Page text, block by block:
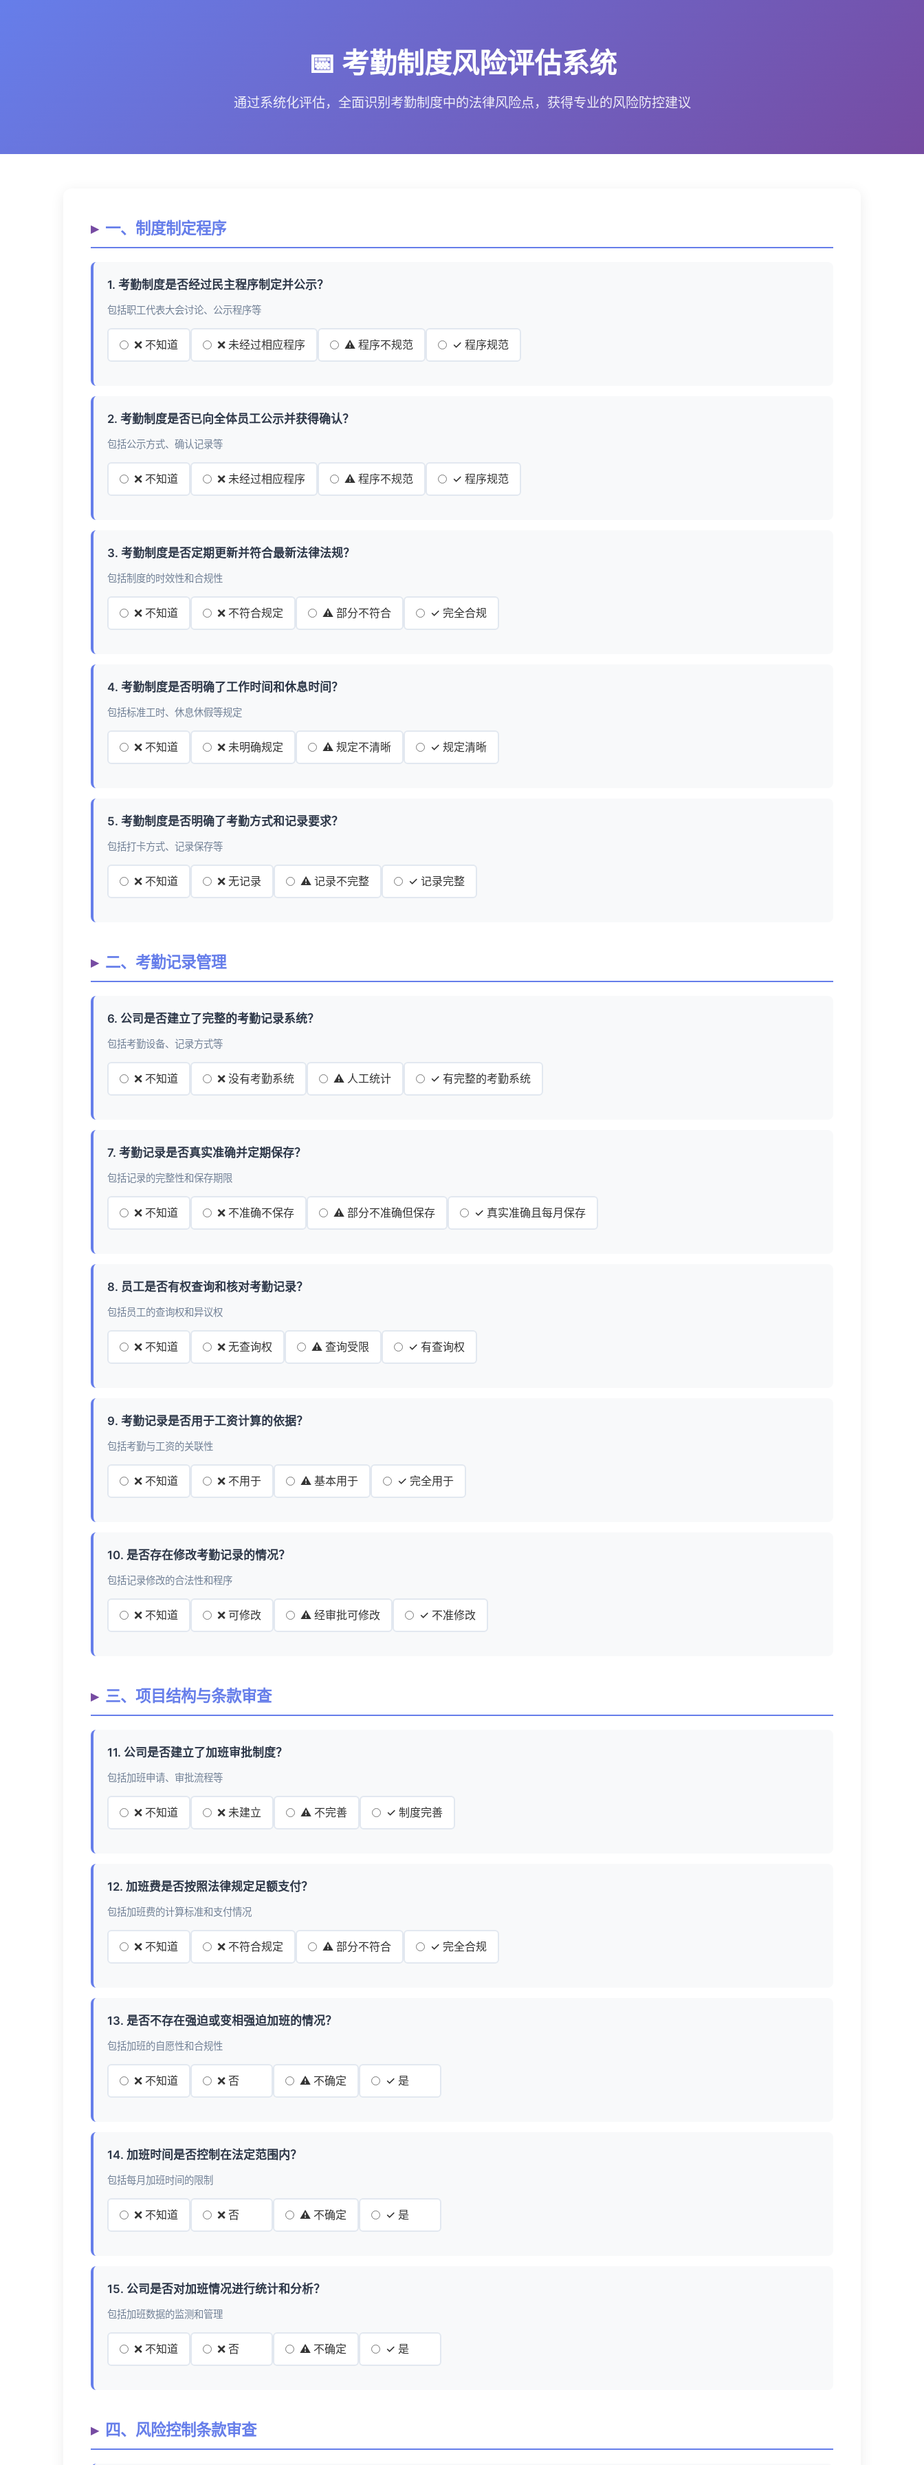
📅 考勤制度风险评估系统
通过系统化评估，全面识别考勤制度中的法律风险点，获得专业的风险防控建议
一、制度制定程序
1. 考勤制度是否经过民主程序制定并公示？
包括职工代表大会讨论、公示程序等
❌ 不知道 ❌ 未经过相应程序 ⚠️ 程序不规范 ✓ 程序规范
2. 考勤制度是否已向全体员工公示并获得确认？
包括公示方式、确认记录等
❌ 不知道 ❌ 未经过相应程序 ⚠️ 程序不规范 ✓ 程序规范
3. 考勤制度是否定期更新并符合最新法律法规？
包括制度的时效性和合规性
❌ 不知道 ❌ 不符合规定 ⚠️ 部分不符合 ✓ 完全合规
4. 考勤制度是否明确了工作时间和休息时间？
包括标准工时、休息休假等规定
❌ 不知道 ❌ 未明确规定 ⚠️ 规定不清晰 ✓ 规定清晰
5. 考勤制度是否明确了考勤方式和记录要求？
包括打卡方式、记录保存等
❌ 不知道 ❌ 无记录 ⚠️ 记录不完整 ✓ 记录完整
二、考勤记录管理
6. 公司是否建立了完整的考勤记录系统？
包括考勤设备、记录方式等
❌ 不知道 ❌ 没有考勤系统 ⚠️ 人工统计 ✓ 有完整的考勤系统
7. 考勤记录是否真实准确并定期保存？
包括记录的完整性和保存期限
❌ 不知道 ❌ 不准确不保存 ⚠️ 部分不准确但保存 ✓ 真实准确且每月保存
8. 员工是否有权查询和核对考勤记录？
包括员工的查询权和异议权
❌ 不知道 ❌ 无查询权 ⚠️ 查询受限 ✓ 有查询权
9. 考勤记录是否用于工资计算的依据？
包括考勤与工资的关联性
❌ 不知道 ❌ 不用于 ⚠️ 基本用于 ✓ 完全用于
10. 是否存在修改考勤记录的情况？
包括记录修改的合法性和程序
❌ 不知道 ❌ 可修改 ⚠️ 经审批可修改 ✓ 不准修改
三、项目结构与条款审查
11. 公司是否建立了加班审批制度？
包括加班申请、审批流程等
❌ 不知道 ❌ 未建立 ⚠️ 不完善 ✓ 制度完善
12. 加班费是否按照法律规定足额支付？
包括加班费的计算标准和支付情况
❌ 不知道 ❌ 不符合规定 ⚠️ 部分不符合 ✓ 完全合规
13. 是否不存在强迫或变相强迫加班的情况？
包括加班的自愿性和合规性
❌ 不知道 ❌ 否 ⚠️ 不确定 ✓ 是
14. 加班时间是否控制在法定范围内？
包括每月加班时间的限制
❌ 不知道 ❌ 否 ⚠️ 不确定 ✓ 是
15. 公司是否对加班情况进行统计和分析？
包括加班数据的监测和管理
❌ 不知道 ❌ 否 ⚠️ 不确定 ✓ 是
四、风险控制条款审查